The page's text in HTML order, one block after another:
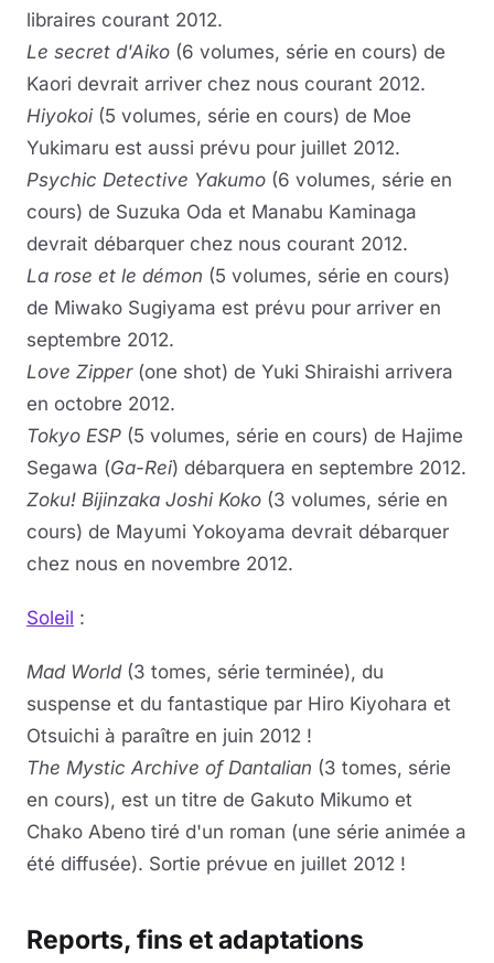
libraires courant 2012.
Le secret d'Aiko (6 volumes, série en cours) de
Kaori devrait arriver chez nous courant 2012.
Hiyokoi(5 volumes, série en cours) de Moe
Yukimaru est aussi prévu pour juillet 2012.
Psychic Detective Yakumo (6 volumes, série en
cours) de Suzuka Oda et Manabu Kaminaga
devrait débarquer chez nous courant 2012.
La rose et le démon (5 volumes, série en cours)
de Miwako Sugiyama est prévu pour arriver en
septembre 2012.
Love Zipper(one shot) de Yuki Shiraishi arrivera
en octobre 2012.
Tokyo ESP (5 volumes, série en cours) de Hajime
Segawa (Ga-Rei) débarquera en septembre 2012.
Zoku! Bijinzaka Joshi Koko (3 volumes, série en
cours) de Mayumi Yokoyama devrait débarquer
chez nous en novembre 2012.
Soleil :
Mad World (3 tomes, série terminée), du
suspense et du fantastique par Hiro Kiyohara et
Otsuichi à paraître en juin 2012 !
The Mystic Archive of Dantalian (3 tomes, série
en cours), est un titre de Gakuto Mikumo et
Chako Abeno tiré d'un roman (une série animée a
été diffusée). Sortie prévue en juillet 2012 !
Reports, fins et adaptations